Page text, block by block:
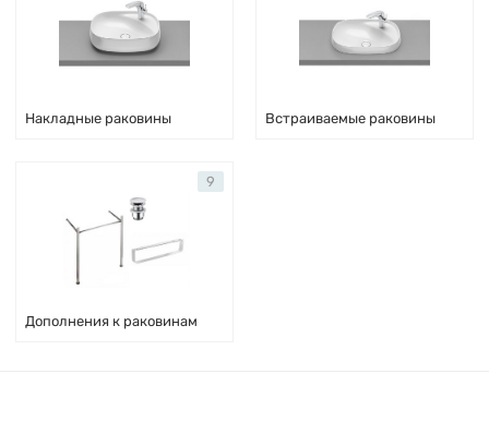
Накладные раковины Встраиваемые раковины
Дополнения к раковинам
9